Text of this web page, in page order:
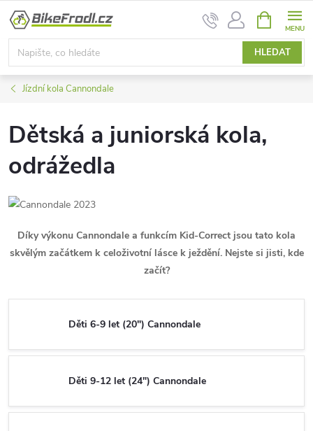
Přejít
obsah
HLEDAT
NÁKUPNÍ
KOŠÍK
Jízdní kola Cannondale
Dětská a juniorská kola,
odrážedla
Díky výkonu Cannondale a funkcím Kid-Correct jsou tato kola
skvělým začátkem k celoživotní lásce k ježdění. Nejste si jisti, kde
začít?
Děti 6-9 let (20") Cannondale
Děti 9-12 let (24") Cannondale